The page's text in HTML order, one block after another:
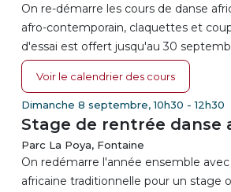
On re-démarre les cours de danse
afro-contemporain, claquettes et
d'essai est offert jusqu'au 30
Voir le calendrier des cours
Dimanche 8 septembre, 10h30 - 12h30
Stage de rentrée danse
Parc La Poya, Fontaine
On redémarre l'année ensemble
africaine traditionnelle pour un stage